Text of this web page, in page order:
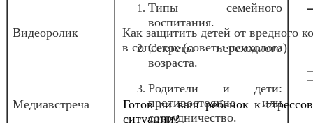
Видеоролик
Как защитить детей от вредного
в соцсетях (советы психолога)
Медиавстреча
Готов ли ваш ребенок к
ситуации?
Типы семейного
воспитания.
Секреты переходного
возраста.
Родители и дети:
противостояние или
сотрудничество.